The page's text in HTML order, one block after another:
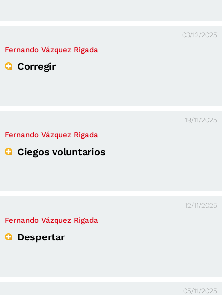
03/12/2025
Fernando Vázquez Rigada
Corregir
19/11/2025
Fernando Vázquez Rigada
Ciegos voluntarios
12/11/2025
Fernando Vázquez Rigada
Despertar
05/11/2025